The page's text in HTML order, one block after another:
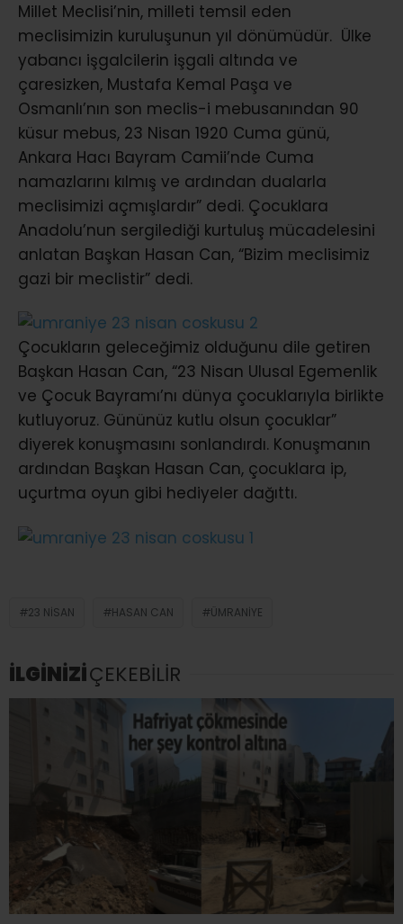
Millet Meclisi’nin, milleti temsil eden
meclisimizin kuruluşunun yıl dönümüdür. Ülke
yabancı işgalcilerin işgali altında ve
çaresizken, Mustafa Kemal Paşa ve
Osmanlı’nın son meclis-i mebusanından 90
küsur mebus, 23 Nisan 1920 Cuma günü,
Ankara Hacı Bayram Camii’nde Cuma
namazlarını kılmış ve ardından dualarla
meclisimizi açmışlardır” dedi. Çocuklara
Anadolu’nun sergilediği kurtuluş mücadelesini
anlatan Başkan Hasan Can, “Bizim meclisimiz
gazi bir meclistir” dedi.
Çocukların geleceğimiz olduğunu dile getiren
Başkan Hasan Can, “23 Nisan Ulusal Egemenlik
ve Çocuk Bayramı’nı dünya çocuklarıyla birlikte
kutluyoruz. Gününüz kutlu olsun çocuklar”
diyerek konuşmasını sonlandırdı. Konuşmanın
ardından Başkan Hasan Can, çocuklara ip,
uçurtma oyun gibi hediyeler dağıttı.
23 NISAN HASAN CAN ÜMRANIYE
İLGİNİZİÇEKEBİLİR